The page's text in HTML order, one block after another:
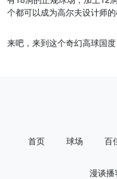
个都可以成为高尔夫设计师的
来吧，来到这个奇幻高球国
首页 球场 百
漫谈播